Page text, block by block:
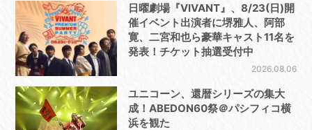
日曜劇場『VIVANT』、8/23(日)開
催イベント出演者に堺雅人、阿部
寛、二宮和也ら豪華キャスト11名を
発表！チケット抽選受付中
2026.08.06
ユニコーン、還暦シリーズの集大
成！ABEDON60祭＠パシフィコ横
浜を観た